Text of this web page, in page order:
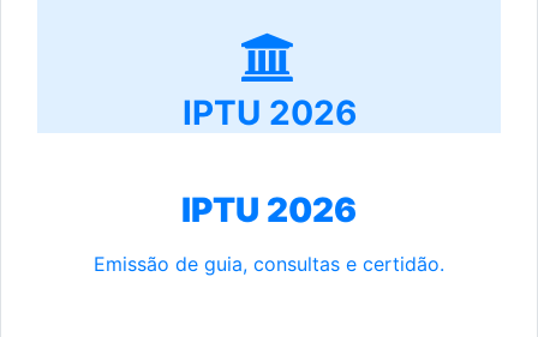
IPTU 2026
IPTU 2026
Emissão de guia, consultas e certidão.